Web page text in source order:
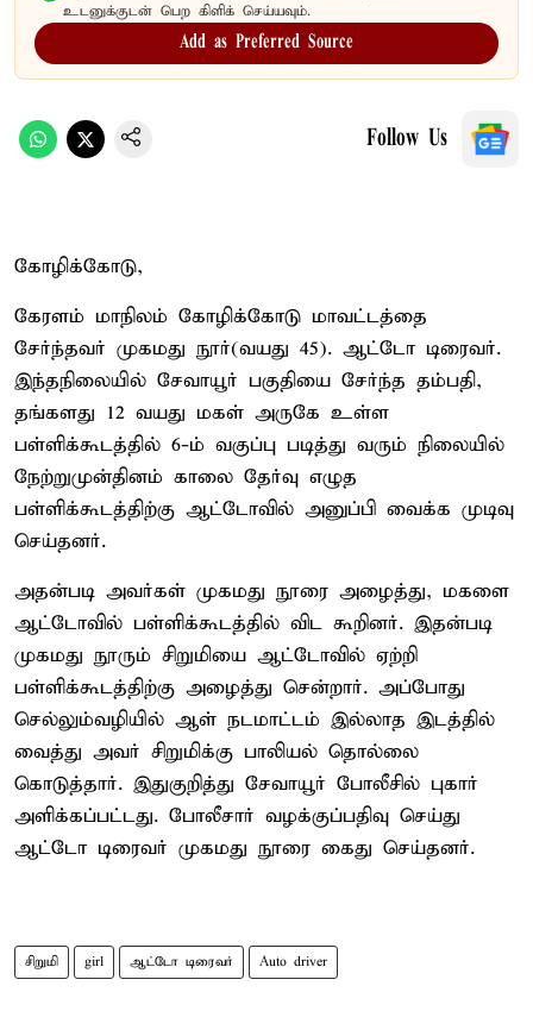
உடனுக்குடன் பெற கிளிக் செய்யவும்.
Add as Preferred Source
Follow Us
கோழிக்கோடு,
கேரளம் மாநிலம் கோழிக்கோடு மாவட்டத்தை
சேர்ந்தவர் முகமது நூர்(வயது 45). ஆட்டோ டிரைவர்.
இந்தநிலையில் சேவாயூர் பகுதியை சேர்ந்த தம்பதி,
தங்களது 12 வயது மகள் அருகே உள்ள
பள்ளிக்கூடத்தில் 6-ம் வகுப்பு படித்து வரும் நிலையில்
நேற்றுமுன்தினம் காலை தேர்வு எழுத
பள்ளிக்கூடத்திற்கு ஆட்டோவில் அனுப்பி வைக்க முடிவு
செய்தனர்.
அதன்படி அவர்கள் முகமது நூரை அழைத்து, மகளை
ஆட்டோவில் பள்ளிக்கூடத்தில் விட கூறினர். இதன்படி
முகமது நூரும் சிறுமியை ஆட்டோவில் ஏற்றி
பள்ளிக்கூடத்திற்கு அழைத்து சென்றார். அப்போது
செல்லும்வழியில் ஆள் நடமாட்டம் இல்லாத இடத்தில்
வைத்து அவர் சிறுமிக்கு பாலியல் தொல்லை
கொடுத்தார். இதுகுறித்து சேவாயூர் போலீசில் புகார்
அளிக்கப்பட்டது. போலீசார் வழக்குப்பதிவு செய்து
ஆட்டோ டிரைவர் முகமது நூரை கைது செய்தனர்.
சிறுமி girl ஆட்டோ டிரைவர் Auto driver